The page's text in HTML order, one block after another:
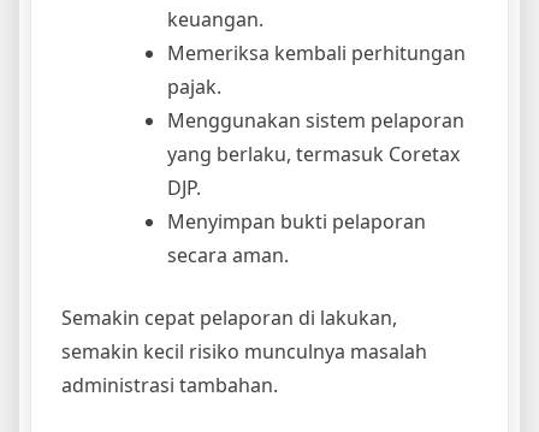
keuangan.
Memeriksa kembali perhitungan
pajak.
Menggunakan sistem pelaporan
yang berlaku, termasuk Coretax
DJP.
Menyimpan bukti pelaporan
secara aman.
Semakin cepat pelaporan di lakukan,
semakin kecil risiko munculnya masalah
administrasi tambahan.